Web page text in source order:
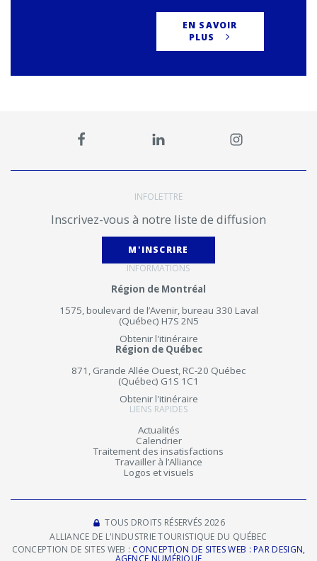
EN SAVOIR
PLUS
INFOLETTRE
Inscrivez-vous à notre liste de diffusion
M'INSCRIRE
INFORMATIONS
Région de Montréal
1575, boulevard de l’Avenir, bureau 330 Laval
(Québec) H7S 2N5
Obtenir l'itinéraire
Région de Québec
871, Grande Allée Ouest, RC-20 Québec
(Québec) G1S 1C1
Obtenir l'itinéraire
LIENS RAPIDES
Actualités
Calendrier
Traitement des insatisfactions
Travailler à l’Alliance
Logos et visuels
TOUS DROITS RÉSERVÉS 2026
ALLIANCE DE L'INDUSTRIE TOURISTIQUE DU QUÉBEC
CONCEPTION DE SITES WEB : CONCEPTION DE SITES WEB : PAR DESIGN,
AGENCE NUMÉRIQUE